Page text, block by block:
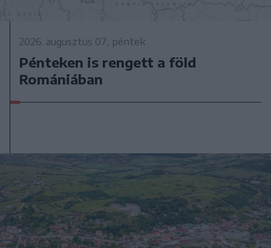
2026. augusztus 07., péntek
Pénteken is rengett a föld
Romániában